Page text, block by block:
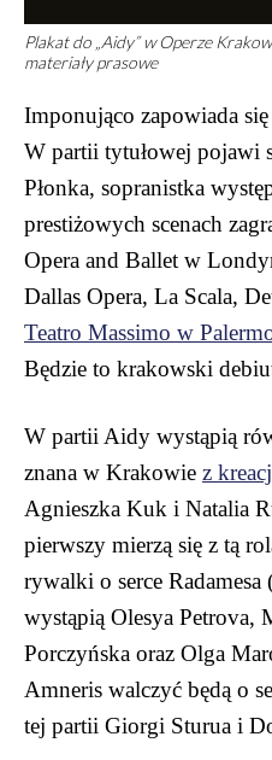
Plakat do „Aidy” w Operze
materiały prasowe
Imponująco zapowiada
W partii tytułowej pojawi
Płonka, sopranistka
prestiżowych scenach
Opera and Ballet w
Dallas Opera, La Scala,
Teatro Massimo w
Będzie to krakowski
W partii Aidy wystąpią
znana w Krakowie z
Agnieszka Kuk i Natalia
pierwszy mierzą się z tą
rywalki o serce
wystąpią Olesya Petrova,
Porczyńska oraz Olga
Amneris walczyć będą o
tej partii Giorgi Sturua i